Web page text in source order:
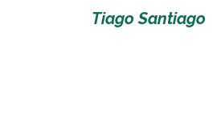
Tiago Santiago